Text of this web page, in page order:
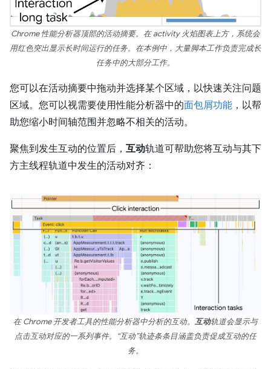
Chrome 性能分析器顶部的活动摘要。在 activity 火焰图表上方，系统会
用红色突出显示长时间运行的任务。在本例中，大量脚本工作负责完成长
任务中的大部分工作。
您可以在活动摘要中拖动并选择某个区域，以快速关注问题
区域。您可以视需要使用性能分析器中的面包屑功能 ，以帮
助您缩小时间轴范围并忽略不相关的活动。
聚焦到发生互动的位置后， 互动轨道可帮助您将互动与其下
方主线程轨道中发生的活动对齐：
在 Chrome 开发者工具的性能分析器中分析的互动。 互动轨道会显示与
点击互动对应的一系列事件。“互动”轨迹条条目涵盖负责促成互动的任
务。